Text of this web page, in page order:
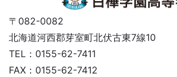
〒082-0082
北海道河西郡芽室町北伏古東7線10
TEL：0155-62-7411
FAX：0155-62-7412